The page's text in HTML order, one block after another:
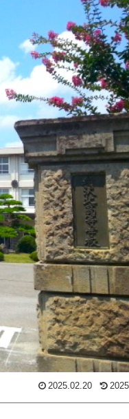
2025.02.20